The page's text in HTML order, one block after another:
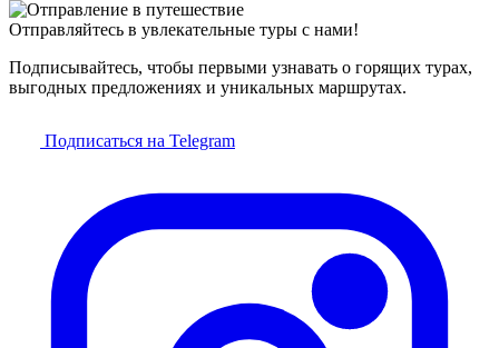
Отправляйтесь в увлекательные туры с нами!
Подписывайтесь, чтобы первыми узнавать о горящих турах,
выгодных предложениях и уникальных маршрутах.
Подписаться на Telegram